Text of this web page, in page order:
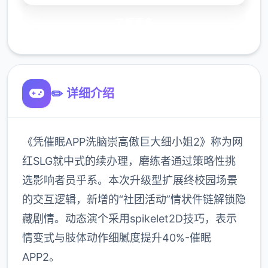
✏️ 详细介绍
《凭催眠APP洗脑崇高傲巨大细小姐2》称为网
红SLG就中式的续办理，磨练者通过策略性挑
选影响者员乎系。本次升级型扩展终校园场景
的交互逻辑，新增的“社团活动”情状件链解锁隐
藏剧情。动态演个采用spikelet2D技巧，表示
情变式与肢体动作细腻度提升40%-催眠
APP2。